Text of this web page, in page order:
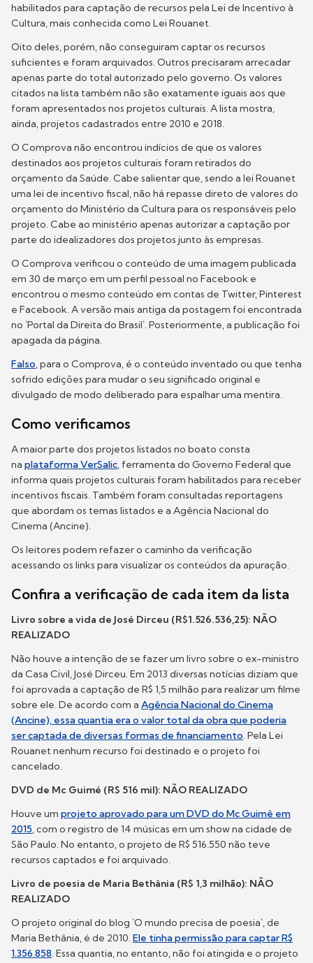
habilitados para captação de recursos pela Lei de Incentivo à
Cultura, mais conhecida como Lei Rouanet.
Oito deles, porém, não conseguiram captar os recursos
suficientes e foram arquivados. Outros precisaram arrecadar
apenas parte do total autorizado pelo governo. Os valores
citados na lista também não são exatamente iguais aos que
foram apresentados nos projetos culturais. A lista mostra,
ainda, projetos cadastrados entre 2010 e 2018.
O Comprova não encontrou indícios de que os valores
destinados aos projetos culturais foram retirados do
orçamento da Saúde. Cabe salientar que, sendo a lei Rouanet
uma lei de incentivo fiscal, não há repasse direto de valores do
orçamento do Ministério da Cultura para os responsáveis pelo
projeto. Cabe ao ministério apenas autorizar a captação por
parte do idealizadores dos projetos junto às empresas.
O Comprova verificou o conteúdo de uma imagem publicada
em 30 de março em um perfil pessoal no Facebook e
encontrou o mesmo conteúdo em contas de Twitter, Pinterest
e Facebook. A versão mais antiga da postagem foi encontrada
no `Portal da Direita do Brasil`. Posteriormente, a publicação foi
apagada da página.
Falso , para o Comprova, é o conteúdo inventado ou que tenha
sofrido edições para mudar o seu significado original e
divulgado de modo deliberado para espalhar uma mentira.
Como verificamos
A maior parte dos projetos listados no boato consta
na plataforma VerSalic , ferramenta do Governo Federal que
informa quais projetos culturais foram habilitados para receber
incentivos fiscais. Também foram consultadas reportagens
que abordam os temas listados e a Agência Nacional do
Cinema (Ancine).
Os leitores podem refazer o caminho da verificação
acessando os links para visualizar os conteúdos da apuração.
Confira a verificação de cada item da lista
Livro sobre a vida de José Dirceu (R$1.526.536,25): NÃO
REALIZADO
Não houve a intenção de se fazer um livro sobre o ex-ministro
da Casa Civil, José Dirceu. Em 2013 diversas notícias diziam que
foi aprovada a captação de R$ 1,5 milhão para realizar um filme
sobre ele. De acordo com a Agência Nacional do Cinema
(Ancine), essa quantia era o valor total da obra que poderia
ser captada de diversas formas de financiamento . Pela Lei
Rouanet nenhum recurso foi destinado e o projeto foi
cancelado.
DVD de Mc Guimé (R$ 516 mil): NÃO REALIZADO
Houve um projeto aprovado para um DVD do Mc Guimê em
2015 , com o registro de 14 músicas em um show na cidade de
São Paulo. No entanto, o projeto de R$ 516.550 não teve
recursos captados e foi arquivado.
Livro de poesia de Maria Bethânia (R$ 1,3 milhão): NÃO
REALIZADO
O projeto original do blog `O mundo precisa de poesia`, de
Maria Bethânia, é de 2010. Ele tinha permissão para captar R$
1.356.858 . Essa quantia, no entanto, não foi atingida e o projeto